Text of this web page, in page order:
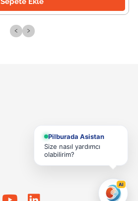
‹ ›
Pilburada Asistan
Size nasıl yardımcı
olabilirim?
AI